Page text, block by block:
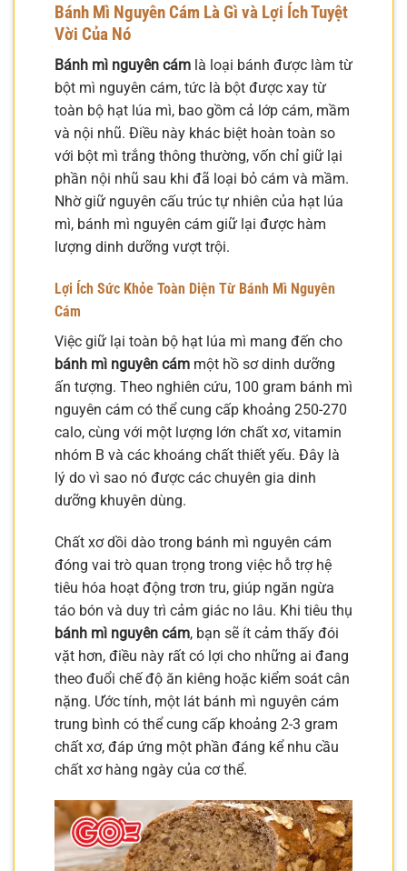
Bánh Mì Nguyên Cám Là Gì và Lợi Ích Tuyệt
Vời Của Nó
Bánh mì nguyên cám là loại bánh được làm từ
bột mì nguyên cám, tức là bột được xay từ
toàn bộ hạt lúa mì, bao gồm cả lớp cám, mầm
và nội nhũ. Điều này khác biệt hoàn toàn so
với bột mì trắng thông thường, vốn chỉ giữ lại
phần nội nhũ sau khi đã loại bỏ cám và mầm.
Nhờ giữ nguyên cấu trúc tự nhiên của hạt lúa
mì, bánh mì nguyên cám giữ lại được hàm
lượng dinh dưỡng vượt trội.
Lợi Ích Sức Khỏe Toàn Diện Từ Bánh Mì Nguyên
Cám
Việc giữ lại toàn bộ hạt lúa mì mang đến cho
bánh mì nguyên cám một hồ sơ dinh dưỡng
ấn tượng. Theo nghiên cứu, 100 gram bánh mì
nguyên cám có thể cung cấp khoảng 250-270
calo, cùng với một lượng lớn chất xơ, vitamin
nhóm B và các khoáng chất thiết yếu. Đây là
lý do vì sao nó được các chuyên gia dinh
dưỡng khuyên dùng.
Chất xơ dồi dào trong bánh mì nguyên cám
đóng vai trò quan trọng trong việc hỗ trợ hệ
tiêu hóa hoạt động trơn tru, giúp ngăn ngừa
táo bón và duy trì cảm giác no lâu. Khi tiêu thụ
bánh mì nguyên cám, bạn sẽ ít cảm thấy đói
vặt hơn, điều này rất có lợi cho những ai đang
theo đuổi chế độ ăn kiêng hoặc kiểm soát cân
nặng. Ước tính, một lát bánh mì nguyên cám
trung bình có thể cung cấp khoảng 2-3 gram
chất xơ, đáp ứng một phần đáng kể nhu cầu
chất xơ hàng ngày của cơ thể.